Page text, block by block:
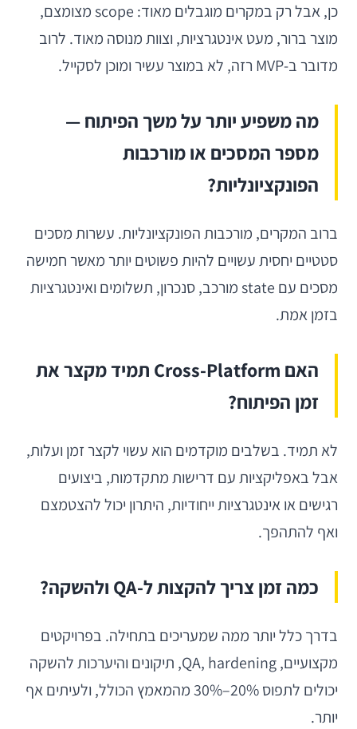
כן, אבל רק במקרים מוגבלים מאוד: scope מצומצם,
מוצר ברור, מעט אינטגרציות, וצוות מנוסה מאוד. לרוב
מדובר ב-MVP רזה, לא במוצר עשיר ומוכן לסקייל.
מה משפיע יותר על משך הפיתוח —
מספר המסכים או מורכבות
הפונקציונליות?
ברוב המקרים, מורכבות הפונקציונליות. עשרות מסכים
סטטיים יחסית עשויים להיות פשוטים יותר מאשר חמישה
מסכים עם state מורכב, סנכרון, תשלומים ואינטגרציות
בזמן אמת.
האם Cross-Platform תמיד מקצר את
זמן הפיתוח?
לא תמיד. בשלבים מוקדמים הוא עשוי לקצר זמן ועלות,
אבל באפליקציות עם דרישות מתקדמות, ביצועים
רגישים או אינטגרציות ייחודיות, היתרון יכול להצטמצם
ואף להתהפך.
כמה זמן צריך להקצות ל-QA ולהשקה?
בדרך כלל יותר ממה שמעריכים בתחילה. בפרויקטים
מקצועיים, QA, hardening, תיקונים והיערכות להשקה
יכולים לתפוס 20%–30% מהמאמץ הכולל, ולעיתים אף
יותר.